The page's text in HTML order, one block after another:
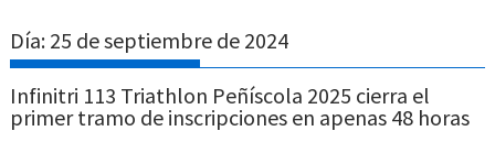
Día: 25 de septiembre de 2024
Infinitri 113 Triathlon Peñíscola 2025 cierra el
primer tramo de inscripciones en apenas 48 horas